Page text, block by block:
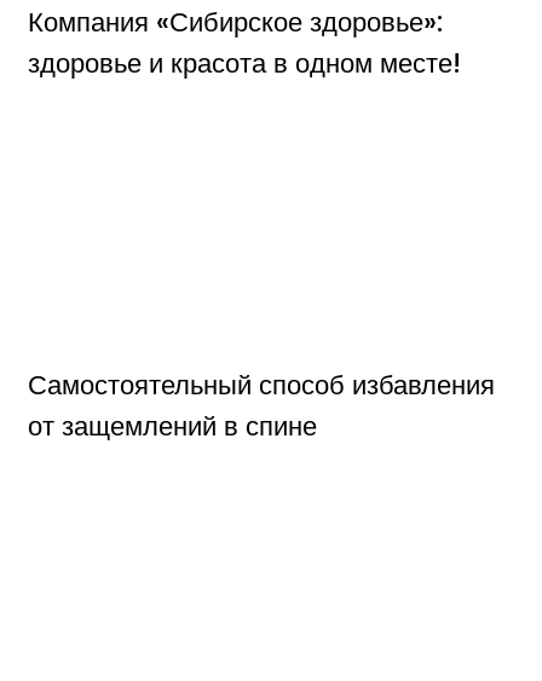
Компания «Сибирское здоровье»:
здоровье и красота в одном месте!
Самостоятельный способ избавления
от защемлений в спине